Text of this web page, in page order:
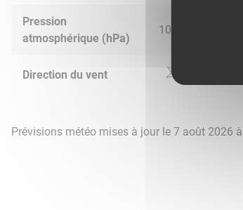
Pression
atmosphérique (hPa)
1019.0
Direction du vent
Prévisions météo mises à jour le 7 août 2026